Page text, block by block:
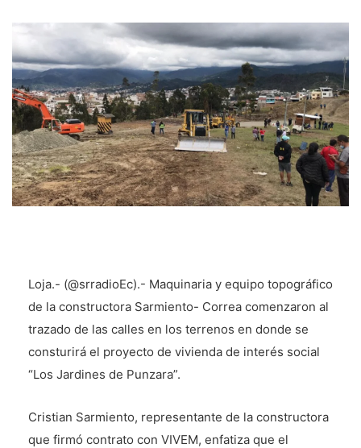
Loja.- (@srradioEc).- Maquinaria y equipo topográfico
de la constructora Sarmiento- Correa comenzaron al
trazado de las calles en los terrenos en donde se
consturirá el proyecto de vivienda de interés social
“Los Jardines de Punzara”.
Cristian Sarmiento, representante de la constructora
que firmó contrato con VIVEM, enfatiza que el